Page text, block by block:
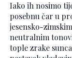
Iako ih nosimo
posebnu čar u
jesensko-
neutralnim
tople zrake